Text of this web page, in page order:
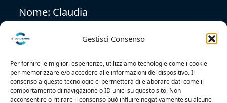
acconsentire o ritirare il consenso può influire negativamente su alcune
caratteristiche e funzioni.
Nega
Visualizza le preferenze
Nome: Claudia
Cognome: Scuro
Nazionalità:Italiana